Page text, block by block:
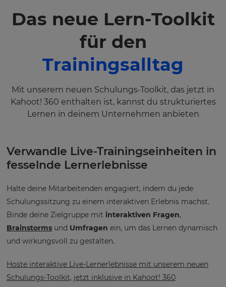
Das neue Lern-Toolkit
für den
Trainingsalltag
Mit unserem neuen Schulungs-Toolkit, das jetzt in
Kahoot! 360 enthalten ist, kannst du strukturiertes
Lernen in deinem Unternehmen anbieten
Verwandle Live-Trainingseinheiten in
fesselnde Lernerlebnisse
Halte deine Mitarbeitenden engagiert, indem du jede
Schulungssitzung zu einem interaktiven Erlebnis machst.
Binde deine Zielgruppe mit interaktiven Fragen,
Brainstorms und Umfragen ein, um das Lernen dynamisch
und wirkungsvoll zu gestalten.
Hoste interaktive Live-Lernerlebnisse mit unserem neuen
Schulungs-Toolkit, jetzt inklusive in Kahoot! 360